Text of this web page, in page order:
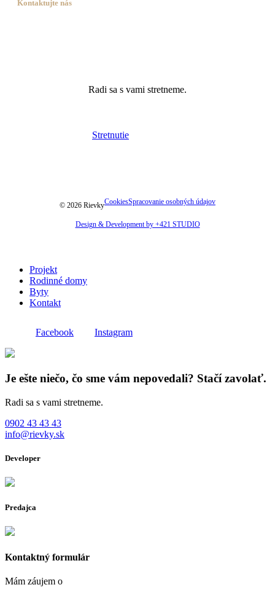
Kontaktujte nás
Radi sa s vami stretneme.
Stretnutie
© 2026 RievkyCookiesSpracovanie osobných údajov
Design & Development by +421 STUDIO
Close
Menu
Projekt
Rodinné domy
Byty
Kontakt
Facebook Instagram
Je ešte niečo, čo sme vám nepovedali? Stačí zavolať.
Radi sa s vami stretneme.
0902 43 43 43
info@rievky.sk
Developer
Predajca
Kontaktný formulár
Mám záujem o